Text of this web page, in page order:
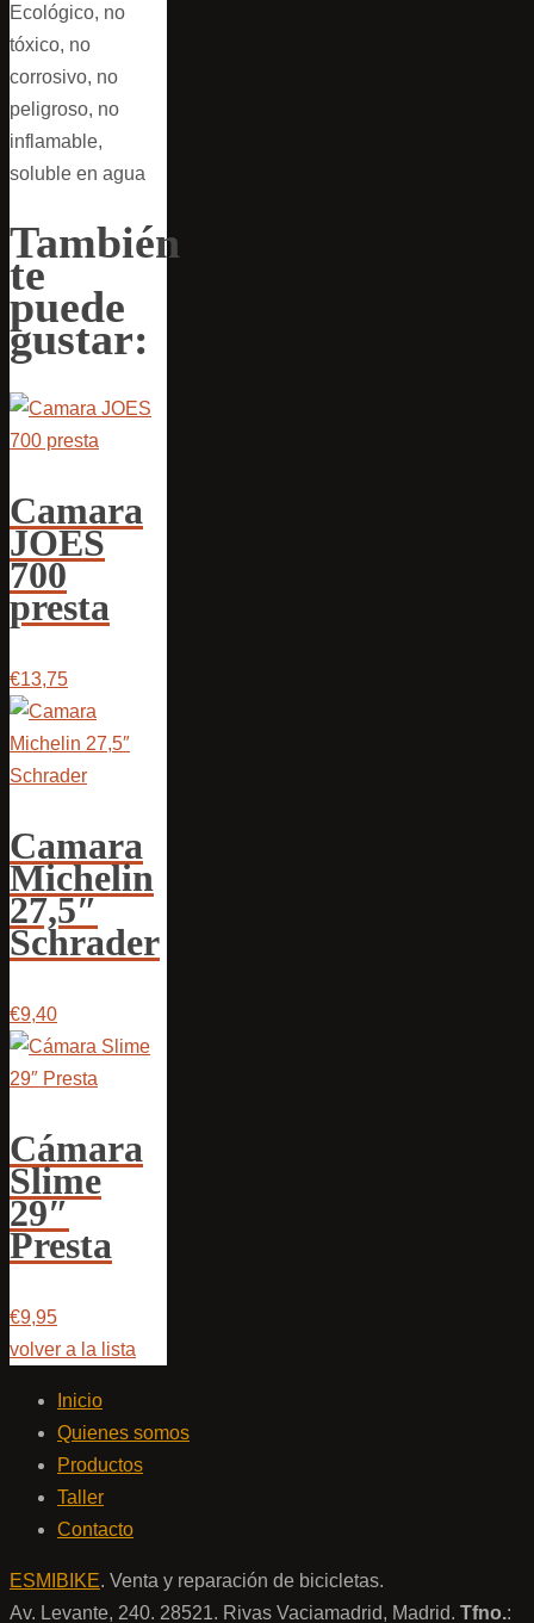
Ecológico, no
tóxico, no
corrosivo, no
peligroso, no
inflamable,
soluble en agua
También
te
puede
gustar:
Camara
JOES
700
presta
€13,75
Camara
Michelin
27,5″
Schrader
€9,40
Cámara
Slime
29″
Presta
€9,95
volver a la lista
Inicio
Quienes somos
Productos
Taller
Contacto
ESMIBIKE. Venta y reparación de bicicletas.
Av. Levante, 240. 28521. Rivas Vaciamadrid, Madrid. Tfno.: